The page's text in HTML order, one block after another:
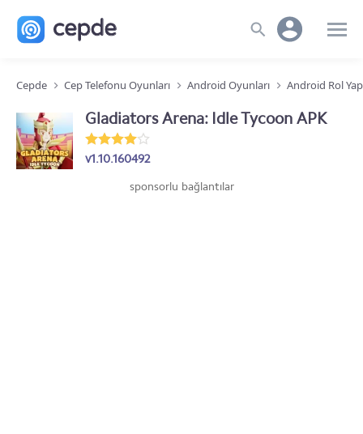
Cepde Cep Telefonu Oyunları Android Oyunları Android Rol
Gladiators Arena: Idle Tycoon APK
v1.10.160492
sponsorlu bağlantılar